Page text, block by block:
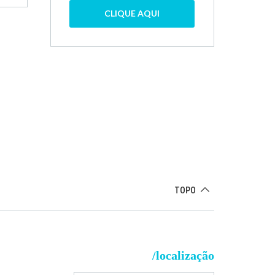
CLIQUE AQUI
TOPO
/localização